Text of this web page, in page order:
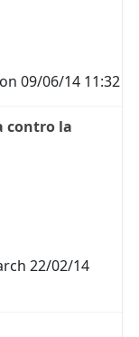
09/06/14 11:32
contro la
22/02/14